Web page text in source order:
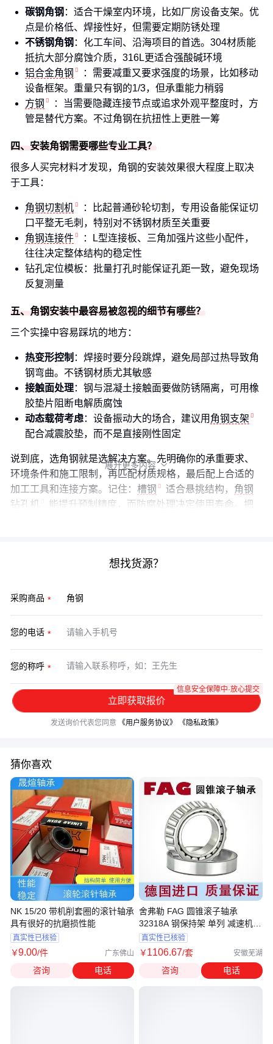
碳钢角钢 ：适合干燥室内环境，比如厂房设备支架。优
点是价格低、焊接性好，但需要定期防锈处理
不锈钢角钢 ：化工车间、沿海项目的首选。304材质能
抵抗大部分腐蚀介质，316L更适合强酸碱环境
铝合金角钢
：需要减重又要求强度的场景，比如移动
设备框架。重量只有钢的1/3，但承重能力稍弱
方钢
：当需要隐藏连接节点或追求外观平整度时，方
管是替代方案。不过角钢在抗扭性上更胜一筹
四、安装角钢需要哪些专业工具？
很多人买完材料才发现，角钢的安装效果很大程度上取决
于工具：
角钢切割机
：比起普通砂轮切割，专用设备能保证切
口平整无毛刺，特别对不锈钢材质至关重要
角钢连接件
：L型连接板、三角加强片这些小配件，
往往决定整体结构的稳定性
钻孔定位模板：批量打孔时能保证孔距一致，避免现场
反复测量
五、角钢安装中最容易被忽视的细节有哪些？
三个实操中容易踩坑的地方：
热变形控制 ：焊接时要分段跳焊，避免局部过热导致角
钢弯曲。不锈钢材质尤其敏感
接触面处理：钢与混凝土接触面要做防锈隔离，可用橡
胶垫片阻断电解质腐蚀
动态载荷考虑：设备振动大的场合，建议用 角钢支架
配合减震胶垫，而不是直接刚性固定
说到底，选角钢就是选解决方案。先明确你的承重要求、
环境条件和施工限制，再匹配材质规格，最后配上合适的
加工工具和连接方案。记住： 槽钢 适合悬挑结构， 角钢
钻孔机
能提升预制精度，而防腐处理决定使用寿命。把
展开更多内容 
想找货源？
采购商品
您的电话
您的称呼
立即获取报价
信息安全保障中·放心提交
发送询价代表您同意 《用户服务协议》 《隐私政策》
猜你喜欢
NK 15/20 带机削套圈的滚针轴承
具有很好的抗磨损性能
真实性已核验
￥9.00/件 广东佛山
咨询 电话
舍弗勒 FAG 圆锥滚子轴承
32318A 钢保持架 单列 减速机轴
承 工业轴承
真实性已核验
￥1106.67/套 安徽芜湖
咨询 电话